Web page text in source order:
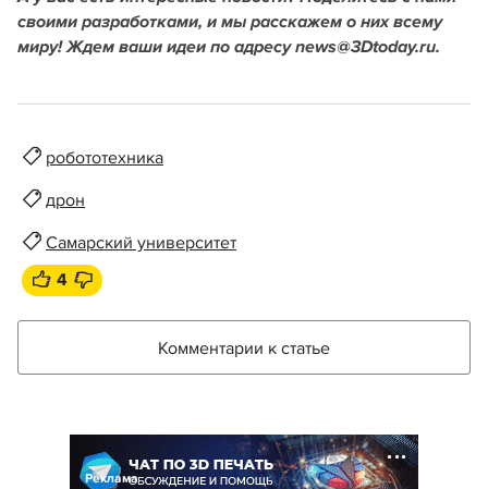
своими разработками, и мы расскажем о них всему
миру! Ждем ваши идеи по адресу news@3Dtoday.ru.
робототехника
дрон
Самарский университет
4
Комментарии к статье
Реклама